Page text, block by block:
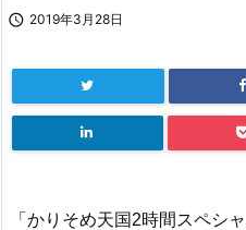
 2019年3月28日
「かりそめ天国2時間スペシ